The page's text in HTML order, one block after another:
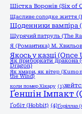
Шістка Воронів (Six of
Щасливе солодке життя
Щоденники вампіра
Щурячий патруль (The
Я (Романтика) М.
Якось у казці (Once
Як приборкати дракона
Dragon)
Як хмари, як вітер (Kumo
the Wind)
коли помер Хікару (1)
Ґеншін Імпакт
Ґобіт (Hobbit) (4)Ґоріллаз